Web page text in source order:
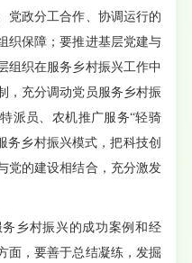
党政分工合作、协调运行的
织保障；要推进基层党建与
组织在服务乡村振兴工作中
，充分调动党员服务乡村振
派员、农机推广服务“轻骑
务乡村振兴模式，把科技创
党的建设相结合，充分激发
乡村振兴的成功案例和经
面，要善于总结凝练，发掘